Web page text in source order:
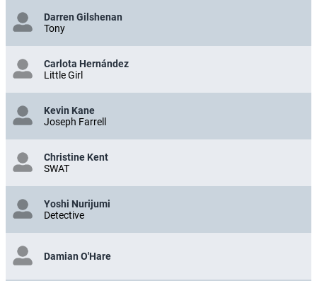
Darren Gilshenan
Tony
Carlota Hernández
Little Girl
Kevin Kane
Joseph Farrell
Christine Kent
SWAT
Yoshi Nurijumi
Detective
Damian O'Hare